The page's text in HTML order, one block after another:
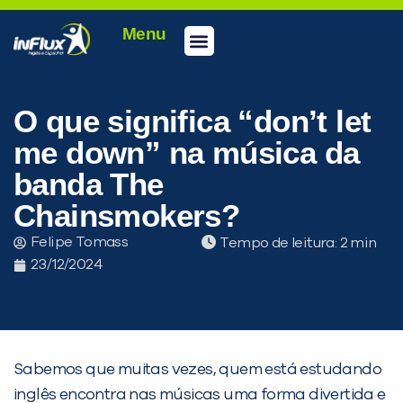
Menu
O que significa “don’t let
me down” na música da
banda The
Chainsmokers?
Felipe Tomass
23/12/2024
Tempo de leitura:
Sabemos que muitas vezes, quem está estudando
inglês encontra nas músicas uma forma divertida e